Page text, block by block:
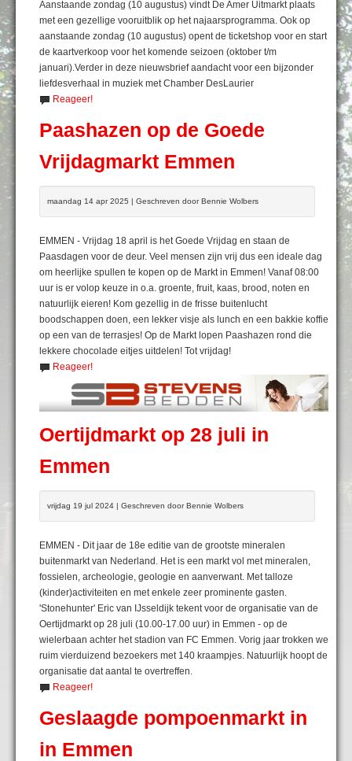
Aanstaande zondag (10 augustus) vindt De Amer Uitmarkt plaats
met een gezellige vooruitblik op het najaarsprogramma. Ook op
aanstaande zondag (10 augustus) opent de ticketshop voor en start
de kaartverkoop voor het komende seizoen (oktober t/m
januari).Verder in deze nieuwsbrief aandacht voor een bijzonder
liefdesverhaal in muziek met Chamber DesLaurier
Reageer!
Paashazen op de Goede
Vrijdagmarkt Emmen
maandag 14 apr 2025 | Geschreven door Bennie Wolbers
EMMEN - Vrijdag 18 april is het Goede Vrijdag en staan de
Paasdagen voor de deur. Veel mensen zijn vrij dus een ideale dag
om heerlijke spullen te kopen op de Markt in Emmen! Vanaf 08:00
uur is er volop keuze in o.a. groente, fruit, kaas, brood, noten en
natuurlijk eieren! Kom gezellig in de frisse buitenlucht
boodschappen doen, een lekker visje als lunch en een bakkie koffie
op een van de terrasjes! Op de Markt lopen Paashazen rond die
lekkere chocolade eitjes uitdelen! Tot vrijdag!
Reageer!
Oertijdmarkt op 28 juli in
Emmen
vrijdag 19 jul 2024 | Geschreven door Bennie Wolbers
EMMEN - Dit jaar de 18e editie van de grootste mineralen
buitenmarkt van Nederland. Het is een markt vol met mineralen,
fossielen, archeologie, geologie en aanverwant. Met talloze
(kinder)activiteiten en met enkele zeer prominente gasten.
'Stonehunter' Eric van IJsseldijk tekent voor de organisatie van de
Oertijdmarkt op 28 juli (10.00-17.00 uur) in Emmen - op de
wielerbaan achter het stadion van FC Emmen. Vorig jaar trokken we
ruim vierduizend bezoekers met 140 kraampjes. Natuurlijk hoopt de
organisatie dat aantal te overtreffen.
Reageer!
Geslaagde pompoenmarkt in
in Emmen